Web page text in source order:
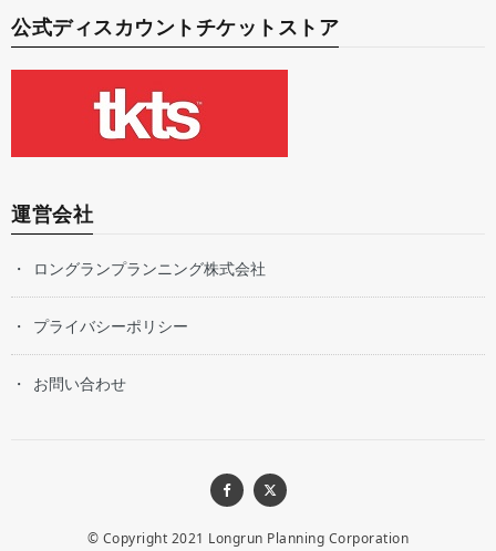
公式ディスカウントチケットストア
運営会社
ロングランプランニング株式会社
プライバシーポリシー
お問い合わせ
© Copyright 2021 Longrun Planning Corporation